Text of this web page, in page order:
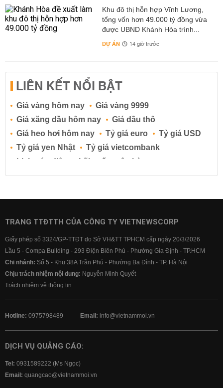
Khu đô thị hỗn hợp Vĩnh Lương,
tổng vốn hơn 49.000 tỷ đồng vừa
được UBND Khánh Hòa trình...
DỰ ÁN 14 giờ trước
LIÊN KẾT NỔI BẬT
Giá vàng hôm nay
Giá vàng 9999
Giá xăng dầu hôm nay
Giá dầu thô
Giá heo hơi hôm nay
Tỷ giá euro
Tỷ giá USD
Tỷ giá yen Nhật
Tỷ giá vietcombank
Lịch cúp điện
Lãi suất ngân hàng
Lãi suất tiết kiệm
Lãi suất tiền gửi
Lãi suất ngân hàng BIDV
Lãi suất ngân hàng Vietcombank
TRANG TTĐTTH CỦA CÔNG TY VIETNEWSCORP
Giấy phép số 3324/GP-TTĐT do Sở VH&TT TPHCM cấp ngày 20/3/2026
Lầu 5 - Compa Building - 293 Điện Biên Phủ - Phường Gia Định - TP.HCM
Chi nhánh: Số 5 - Khu 38A Trần Phú - Phường Ba Đình - TP. Hà Nội
Chịu trách nhiệm nội dung: Nguyễn Minh Quyết
Trách nhiệm về thông tin
Hotline: 0975798489 Email: info@vietnammoi.vn
DỊCH VỤ QUẢNG CÁO:
Tel: 0931589222 (Ms Ngọc)
Email: quangcao@vietnammoi.vn